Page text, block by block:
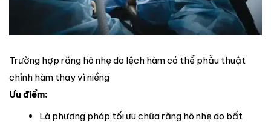
Trường hợp răng hô nhẹ do lệch hàm có thể phẫu thuật
chỉnh hàm thay vì niềng
Ưu điểm:
Là phương pháp tối ưu chữa răng hô nhẹ do bất